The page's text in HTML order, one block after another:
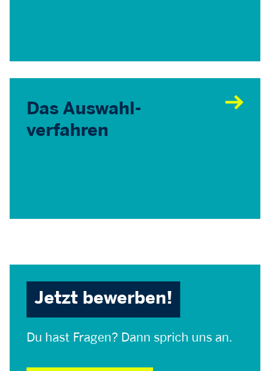
Das Auswahl­
verfahren
Jetzt bewerben!
Du hast Fragen? Dann sprich uns an.